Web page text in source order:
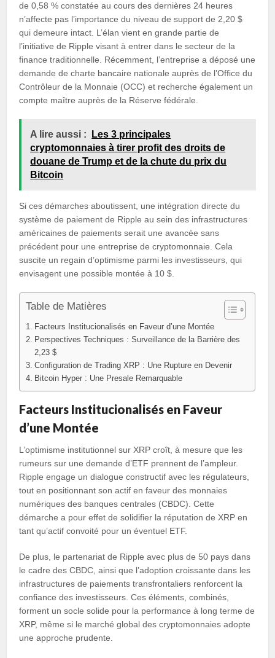
de 0,58 % constatée au cours des dernières 24 heures
n’affecte pas l’importance du niveau de support de 2,20 $
qui demeure intact. L’élan vient en grande partie de
l’initiative de Ripple visant à entrer dans le secteur de la
finance traditionnelle. Récemment, l’entreprise a déposé une
demande de charte bancaire nationale auprès de l’Office du
Contrôleur de la Monnaie (OCC) et recherche également un
compte maître auprès de la Réserve fédérale.
A lire aussi :
Les 3 principales
cryptomonnaies à tirer profit des droits de
douane de Trump et de la chute du prix du
Bitcoin
Si ces démarches aboutissent, une intégration directe du
système de paiement de Ripple au sein des infrastructures
américaines de paiements serait une avancée sans
précédent pour une entreprise de cryptomonnaie. Cela
suscite un regain d’optimisme parmi les investisseurs, qui
envisagent une possible montée à 10 $.
Table de Matières
Facteurs Institucionalisés en Faveur d’une Montée
Perspectives Techniques : Surveillance de la Barrière des
2,23 $
Configuration de Trading XRP : Une Rupture en Devenir
Bitcoin Hyper : Une Presale Remarquable
Facteurs Institucionalisés en Faveur
d’une Montée
L’optimisme institutionnel sur XRP croît, à mesure que les
rumeurs sur une demande d’ETF prennent de l’ampleur.
Ripple engage un dialogue constructif avec les régulateurs,
tout en positionnant son actif en faveur des monnaies
numériques des banques centrales (CBDC). Cette
démarche a pour effet de solidifier la réputation de XRP en
tant qu’actif convoité pour un éventuel ETF.
De plus, le partenariat de Ripple avec plus de 50 pays dans
le cadre des CBDC, ainsi que l’adoption croissante dans les
infrastructures de paiements transfrontaliers renforcent la
confiance des investisseurs. Ces éléments, combinés,
forment un socle solide pour la performance à long terme de
XRP, même si le marché global des cryptomonnaies adopte
une approche prudente.